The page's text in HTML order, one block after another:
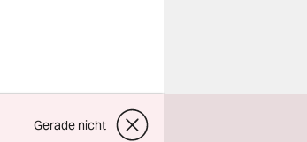
Gerade nicht